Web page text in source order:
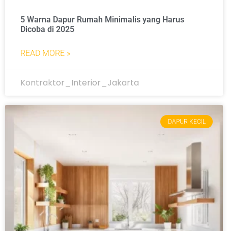
5 Warna Dapur Rumah Minimalis yang Harus
Dicoba di 2025
READ MORE »
Kontraktor_Interior_Jakarta
DAPUR KECIL